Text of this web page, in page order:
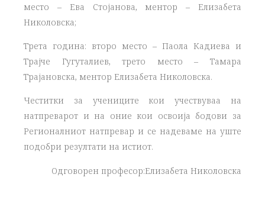
место – Ева Стојанова, ментор – Елизабета
Николовска;
Трета година: второ место – Паола Кадиева и
Трајче Гугуталиев, трето место – Тамара
Трајановска, ментор Елизабета Николовска.
Честитки за учениците кои учествуваа на
натпреварот и на оние кои освоија бодови за
Регионалниот натпревар и се надеваме на уште
подобри резултати на истиот.
Одговорeн професор:Елизабета Николовска